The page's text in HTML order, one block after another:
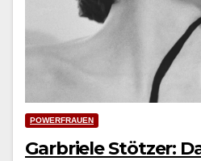
POWERFRAUEN
Garbriele Stötzer: